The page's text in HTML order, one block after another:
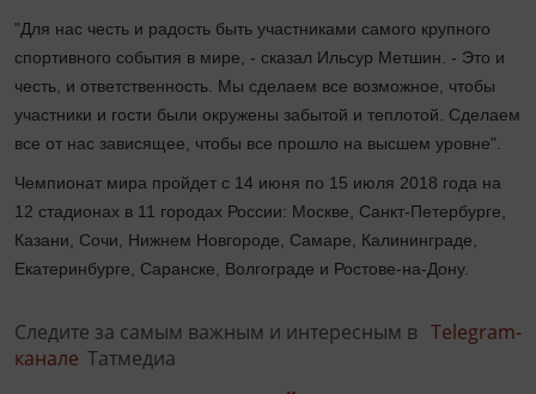
"Для нас честь и радость быть участниками самого крупного
спортивного события в мире, - сказал Ильсур Метшин. - Это и
честь, и ответственность. Мы сделаем все возможное, чтобы
участники и гости были окружены забытой и теплотой. Сделаем
все от нас зависящее, чтобы все прошло на высшем уровне".
Чемпионат мира пройдет с 14 июня по 15 июля 2018 года на
12 стадионах в 11 городах России: Москве, Санкт-Петербурге,
Казани, Сочи, Нижнем Новгороде, Самаре, Калининграде,
Екатеринбурге, Саранске, Волгограде и Ростове-на-Дону.
Следите за самым важным и интересным в Telegram-
канале Татмедиа